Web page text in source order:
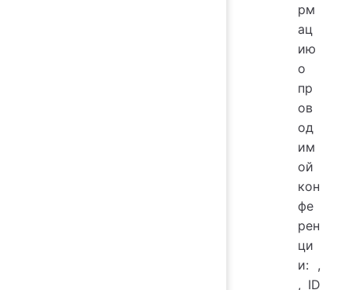
рм
ац
ию
о
пр
ов
од
им
ой
кон
фе
рен
ци
и: ,
, ID